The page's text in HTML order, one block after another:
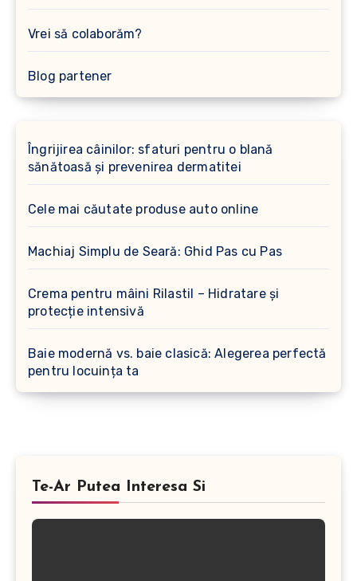
Vrei să colaborăm?
Blog partener
Îngrijirea câinilor: sfaturi pentru o blană
sănătoasă și prevenirea dermatitei
Cele mai căutate produse auto online
Machiaj Simplu de Seară: Ghid Pas cu Pas
Crema pentru mâini Rilastil – Hidratare și
protecție intensivă
Baie modernă vs. baie clasică: Alegerea perfectă
pentru locuința ta
Te-Ar Putea Interesa Si